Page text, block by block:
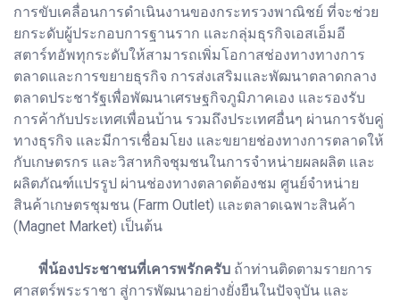
การขับเคลื่อนการดำเนินงานของกระทรวงพาณิชย์ ที่จะช่วย
ยกระดับผู้ประกอบการฐานราก และกลุ่มธุรกิจเอสเอ็มอี
สตาร์ทอัพทุกระดับให้สามารถเพิ่มโอกาสช่องทางทางการ
ตลาดและการขยายธุรกิจ การส่งเสริมและพัฒนาตลาดกลาง
ตลาดประชารัฐเพื่อพัฒนาเศรษฐกิจภูมิภาคเอง และรองรับ
การค้ากับประเทศเพื่อนบ้าน รวมถึงประเทศอื่นๆ ผ่านการจับคู่
ทางธุรกิจ และมีการเชื่อมโยง และขยายช่องทางการตลาดให้
กับเกษตรกร และวิสาหกิจชุมชนในการจำหน่ายผลผลิต และ
ผลิตภัณฑ์แปรรูป ผ่านช่องทางตลาดต้องชม ศูนย์จำหน่าย
สินค้าเกษตรชุมชน (Farm Outlet) และตลาดเฉพาะสินค้า
(Magnet Market) เป็นต้น
พี่น้องประชาชนที่เคารพรักครับ ถ้าท่านติดตามรายการ
ศาสตร์พระราชา สู่การพัฒนาอย่างยั่งยืนในปัจจุบัน และ